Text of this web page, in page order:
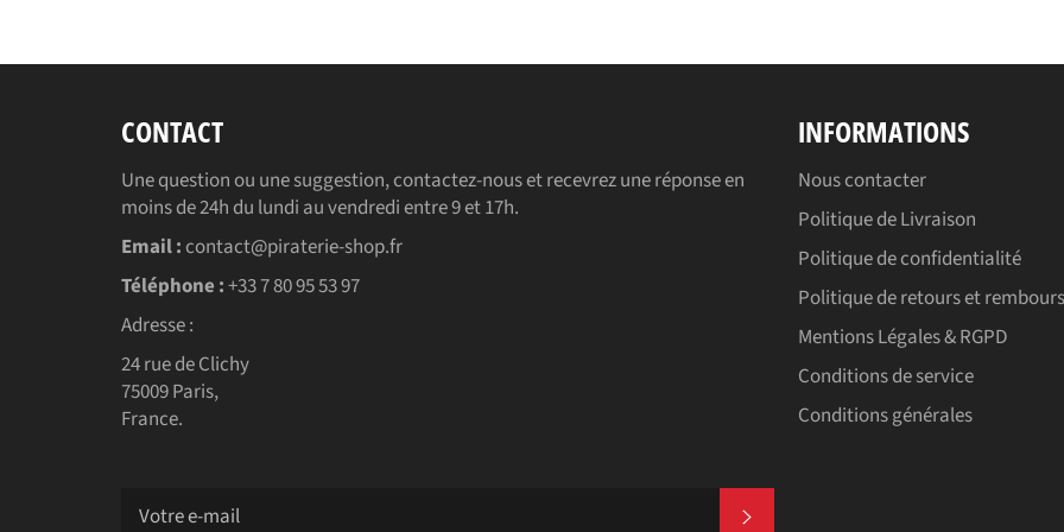
CONTACT
Une question ou une suggestion, contactez-nous et recevrez une réponse en
moins de 24h du lundi au vendredi entre 9 et 17h.
Email : contact@piraterie-shop.fr
Téléphone :+33 7 80 95 53 97
Adresse :
24 rue de Clichy
75009 Paris,
France.
INFORMATIONS
Nous contacter
Politique de Livraison
Politique de confidentialité
Politique de retours et
Mentions Légales & RGPD
Conditions de service
Conditions générales